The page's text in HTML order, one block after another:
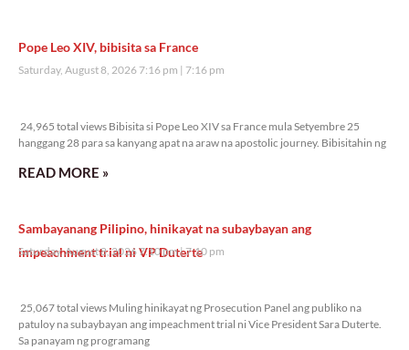
Pope Leo XIV, bibisita sa France
Saturday, August 8, 2026 7:16 pm 7:16 pm
24,965 total views Bibisita si Pope Leo XIV sa France mula Setyembre 25
hanggang 28 para sa kanyang apat na araw na apostolic journey. Bibisitahin ng
READ MORE »
Sambayanang Pilipino, hinikayat na subaybayan ang
impeachment trial ni VP Duterte
Saturday, August 8, 2026 7:10 pm 7:10 pm
25,067 total views Muling hinikayat ng Prosecution Panel ang publiko na
patuloy na subaybayan ang impeachment trial ni Vice President Sara Duterte.
Sa panayam ng programang